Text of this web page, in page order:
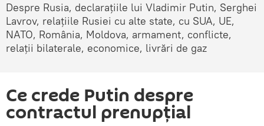
Despre Rusia, declarațiile lui Vladimir Putin, Serghei
Lavrov, relațiile Rusiei cu alte state, cu SUA, UE,
NATO, România, Moldova, armament, conflicte,
relații bilaterale, economice, livrări de gaz
Ce crede Putin despre
contractul prenupțial